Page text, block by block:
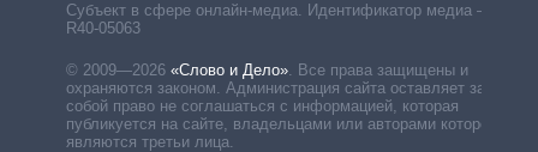
Субъект в сфере онлайн-медиа. Идентификатор медиа –
R40-05063
© 2009—2026 «Слово и Дело» Все права защищены и
охраняются законом. Администрация сайта оставляет за
собой право не соглашаться с информацией, которая
публикуется на сайте, владельцами или авторами которой
являются третьи лица.